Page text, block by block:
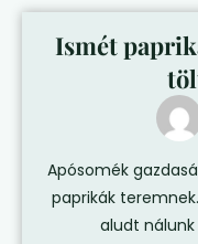
Ismét
Apósomék
paprikák
aludt